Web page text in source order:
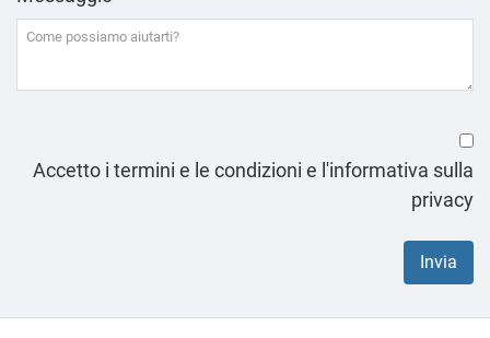
Accetto i termini e le condizioni e l'informativa sulla
privacy